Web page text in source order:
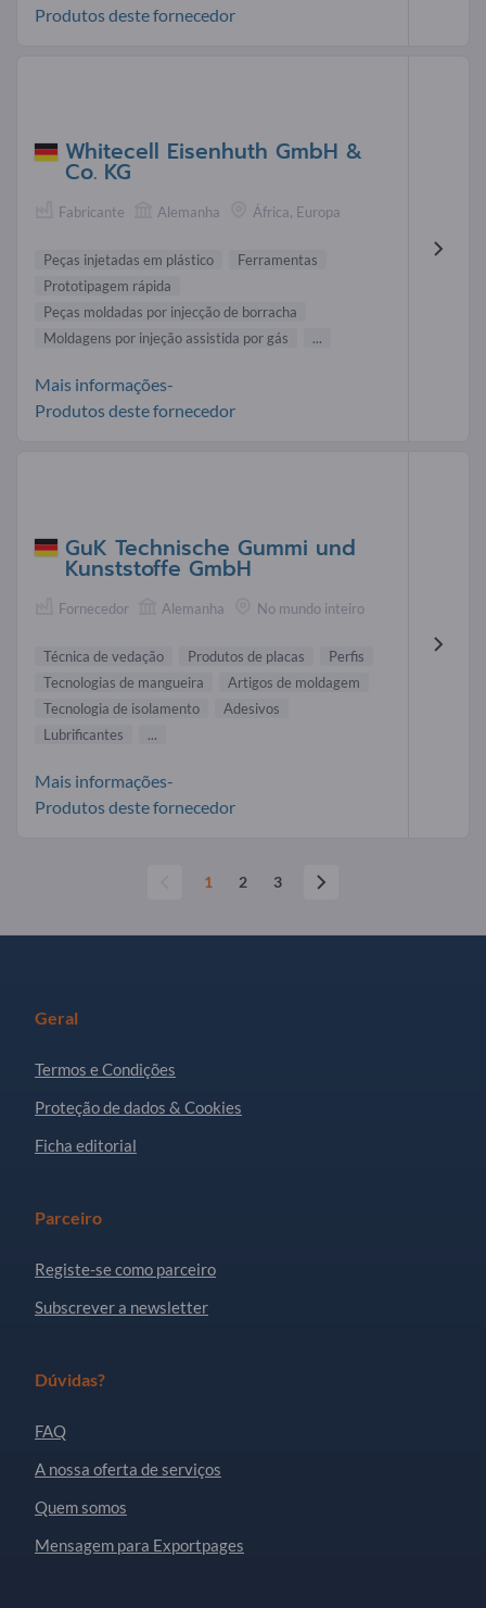
Produtos deste fornecedor
Whitecell Eisenhuth GmbH &
Co. KG
Fabricante Alemanha África, Europa
Peças injetadas em plástico
Ferramentas
Prototipagem rápida
Peças moldadas por injecção de borracha
Moldagens por injeção assistida por gás
...
Mais informações-
Produtos deste fornecedor
GuK Technische Gummi und
Kunststoffe GmbH
Fornecedor Alemanha No mundo inteiro
Técnica de vedação Produtos de placas
Perfis
Tecnologias de mangueira
Artigos de moldagem
Tecnologia de isolamento
Adesivos
Lubrificantes
...
Mais informações-
Produtos deste fornecedor
1 2 3
Geral
Termos e Condições
Proteção de dados & Cookies
Ficha editorial
Parceiro
Registe-se como parceiro
Subscrever a newsletter
Dúvidas?
FAQ
A nossa oferta de serviços
Quem somos
Mensagem para Exportpages